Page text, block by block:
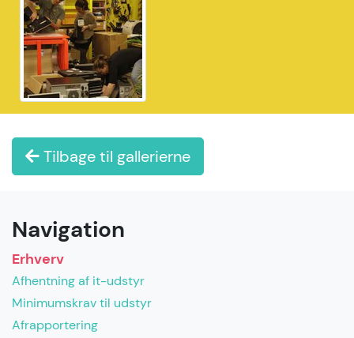
Tilbage til gallerierne
Navigation
Erhverv
Afhentning af it-udstyr
Minimumskrav til udstyr
Afrapportering